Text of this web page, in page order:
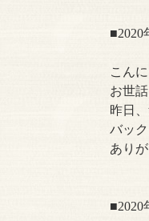
■2020
こん
お世
昨日
バッ
あり
■2020